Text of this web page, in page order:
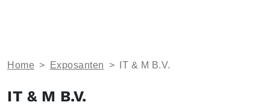
Home > Exposanten > IT & M B.V.
IT & M B.V.